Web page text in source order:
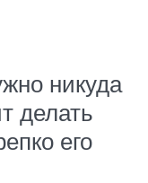
никуда
делать
его